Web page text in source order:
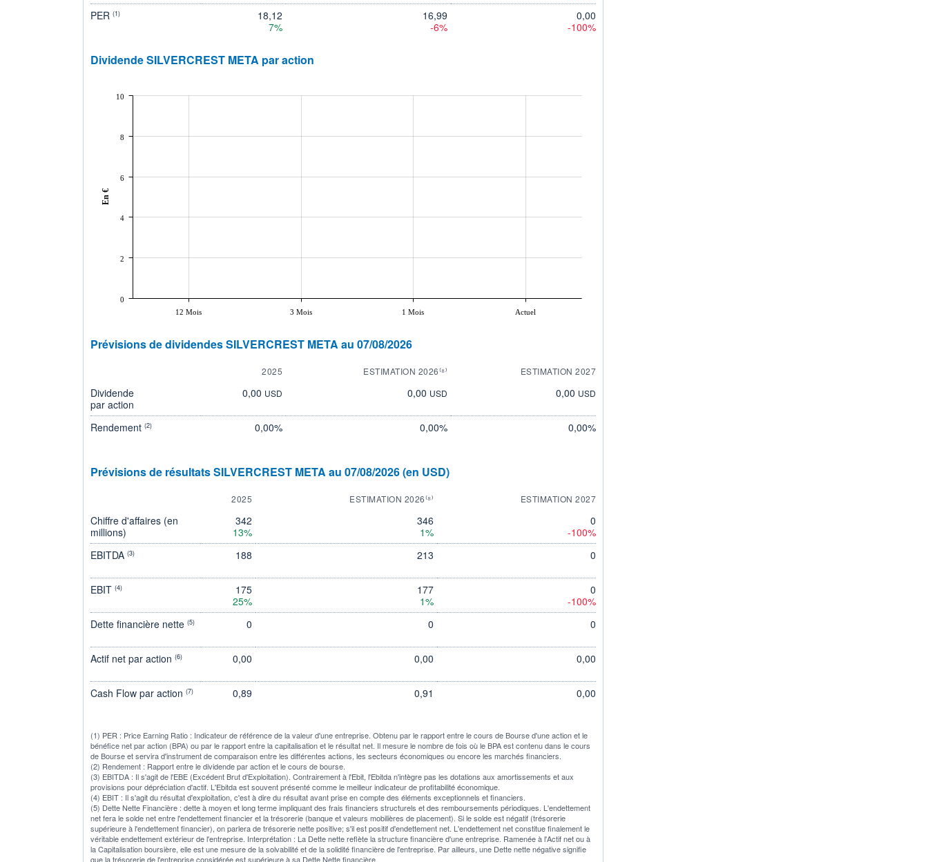
PER (1)
18,12
7%
16,99
-6%
0,00
-100%
Dividende SILVERCREST META par action
12 Mois 3 Mois 1 Mois Actuel
0
2
4
6
8
10
En €
Prévisions de dividendes SILVERCREST META au 07/08/2026
2025 ESTIMATION 2026⁽⁸⁾ ESTIMATION 2027
Dividende
par action
0,00 USD 0,00 USD 0,00 USD
Rendement (2) 0,00% 0,00% 0,00%
Prévisions de résultats SILVERCREST META au 07/08/2026 (en USD)
2025 ESTIMATION 2026⁽⁸⁾ ESTIMATION 2027
Chiffre d'affaires (en
millions)
342
13%
346
1%
0
-100%
EBITDA (3) 188 213 0
EBIT (4)
175
25%
177
1%
0
-100%
Dette financière nette (5) 0 0 0
Actif net par action (6) 0,00 0,00 0,00
Cash Flow par action (7) 0,89 0,91 0,00
(1) PER : Price Earning Ratio : Indicateur de référence de la valeur d'une entreprise. Obtenu par le rapport entre le cours de Bourse d'une action et le
bénéfice net par action (BPA) ou par le rapport entre la capitalisation et le résultat net. Il mesure le nombre de fois où le BPA est contenu dans le cours
de Bourse et servira d'instrument de comparaison entre les différentes actions, les secteurs économiques ou encore les marchés financiers.
(2) Rendement : Rapport entre le dividende par action et le cours de bourse.
(3) EBITDA : Il s'agit de l'EBE (Excédent Brut d'Exploitation). Contrairement à l'Ebit, l'Ebitda n'intègre pas les dotations aux amortissements et aux
provisions pour dépréciation d'actif. L'Ebitda est souvent présenté comme le meilleur indicateur de profitabilité économique.
(4) EBIT : Il s'agit du résultat d'exploitation, c'est à dire du résultat avant prise en compte des éléments exceptionnels et financiers.
(5) Dette Nette Financière : dette à moyen et long terme impliquant des frais financiers structurels et des remboursements périodiques. L'endettement
net fera le solde net entre l'endettement financier et la trésorerie (banque et valeurs mobilières de placement). Si le solde est négatif (trésorerie
supérieure à l'endettement financier), on parlera de trésorerie nette positive; s'il est positif d'endettement net. L'endettement net constitue finalement le
véritable endettement extérieur de l'entreprise. Interprétation : La Dette nette reflète la structure financière d'une entreprise. Ramenée à l'Actif net ou à
la Capitalisation boursière, elle est une mesure de la solvabilité et de la solidité financière de l'entreprise. Par ailleurs, une Dette nette négative signifie
que la trésorerie de l'entreprise considérée est supérieure à sa Dette Nette financière.